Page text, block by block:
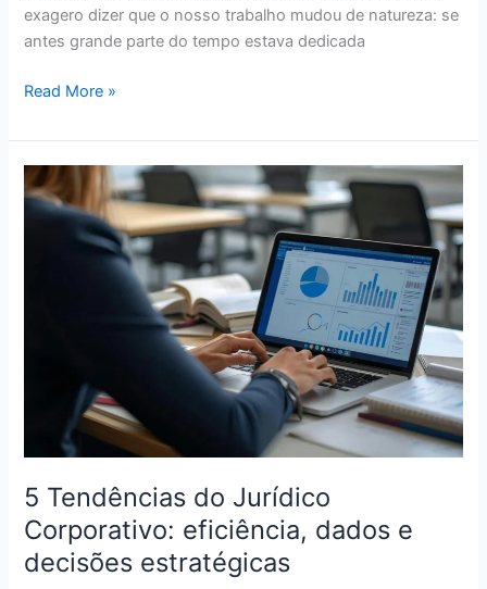
exagero dizer que o nosso trabalho mudou de natureza: se
antes grande parte do tempo estava dedicada
Read More »
5 Tendências do Jurídico
Corporativo: eficiência, dados e
decisões estratégicas
5
Tendências
decisões
estratégicas